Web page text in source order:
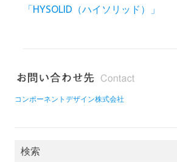
「HYSOLID（ハイソリッド）」
コンポーネントデザイン株式会社
検索